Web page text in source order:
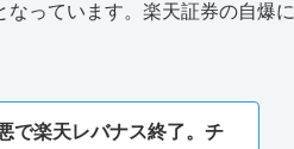
なっています。楽天証券の自爆に
で楽天レバナス終了。チ